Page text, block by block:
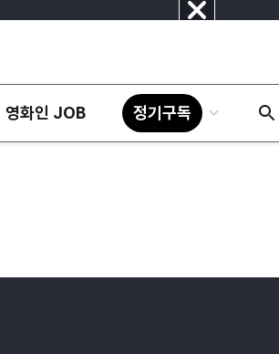
닫
영화인 JOB 정기구독